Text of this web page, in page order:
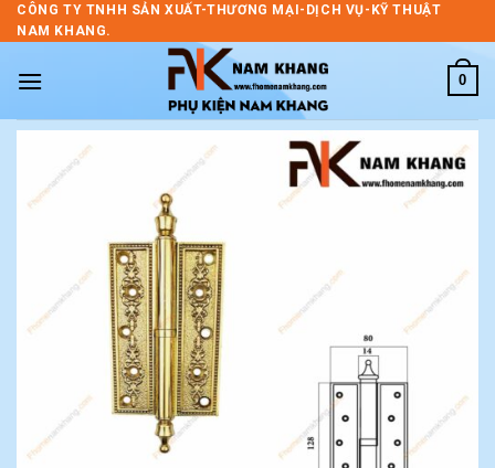
Skip
to
CÔNG TY TNHH SẢN XUẤT-THƯƠNG MẠI-DỊCH VỤ-KỸ THUẬT
NAM KHANG.
0